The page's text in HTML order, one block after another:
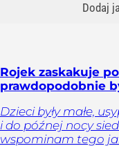
Dodaj
Rojek zaskakuje
prawdopodobnie
Dzieci były małe,
i do późnej nocy
wspominam tego